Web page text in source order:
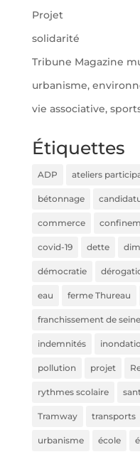
Projet
solidarité
Tribune Magazine
urbanisme,
vie associative,
Étiquettes
ADP ateliers
bétonnage
commerce
covid-19 dette
démocratie
eau ferme Thureau
franchissement de seine
indemnités
pollution projet
rythmes scolaire
Tramway transports
urbanisme école